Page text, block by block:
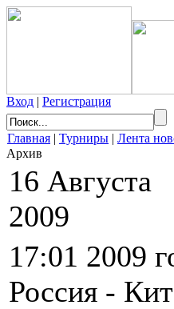
Вход | Регистрация
Главная | Турниры | Лента
Архив
16 Августа
2009
17:01 2009
Россия -